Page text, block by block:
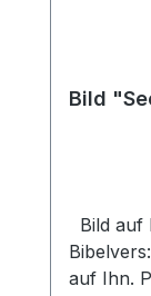
Bild
Bild auf
auf Ihn.